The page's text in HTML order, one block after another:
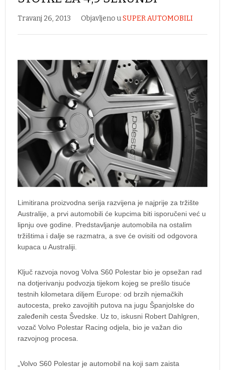
Travanj 26, 2013 Objavljeno uSUPER AUTOMOBILI
Limitirana proizvodna serija razvijena je najprije za tržište
Australije, a prvi automobili će kupcima biti isporučeni već u
lipnju ove godine. Predstavljanje automobila na ostalim
tržištima i dalje se razmatra, a sve će ovisiti od odgovora
kupaca u Australiji.
Ključ razvoja novog Volva S60 Polestar bio je opsežan rad
na dotjerivanju podvozja tijekom kojeg se prešlo tisuće
testnih kilometara diljem Europe: od brzih njemačkih
autocesta, preko zavojitih putova na jugu Španjolske do
zaleđenih cesta Švedske. Uz to, iskusni Robert Dahlgren,
vozač Volvo Polestar Racing odjela, bio je važan dio
razvojnog procesa.
„Volvo S60 Polestar je automobil na koji sam zaista